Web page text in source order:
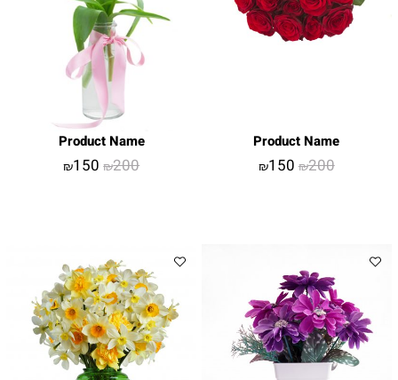
Product Name
₪200
₪150
Product Name
₪200
₪150